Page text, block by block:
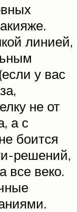
линией,
у вас
не от
а с
боится
решений,
все веко.